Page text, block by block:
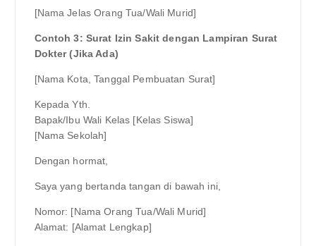
[Nama Jelas Orang Tua/Wali Murid]
Contoh 3: Surat Izin Sakit dengan Lampiran Surat
Dokter (Jika Ada)
[Nama Kota, Tanggal Pembuatan Surat]
Kepada Yth.
Bapak/Ibu Wali Kelas [Kelas Siswa]
[Nama Sekolah]
Dengan hormat,
Saya yang bertanda tangan di bawah ini,
Nomor: [Nama Orang Tua/Wali Murid]
Alamat: [Alamat Lengkap]